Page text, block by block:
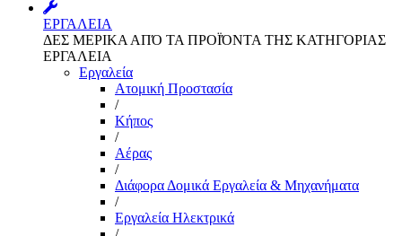
ΕΡΓΑΛΕΙΑ
ΔΕΣ ΜΕΡΙΚΑ ΑΠΌ ΤΑ ΠΡΟΪΌΝΤΑ ΤΗΣ ΚΑΤΗΓΟΡΙΑΣ
ΕΡΓΑΛΕΙΑ
Εργαλεία
Aτομική Προστασία
/
Kήπος
/
Αέρας
/
Διάφορα Δομικά Εργαλεία & Μηχανήματα
/
Εργαλεία Ηλεκτρικά